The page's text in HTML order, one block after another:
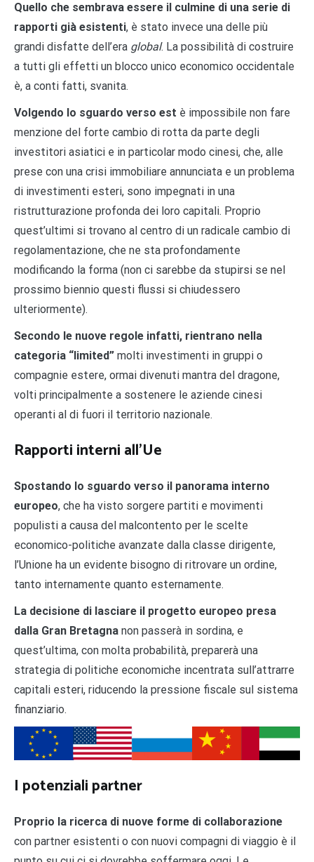
Quello che sembrava essere il culmine di una serie di
rapporti già esistenti, è stato invece una delle più
grandi disfatte dell’era global. La possibilità di costruire
a tutti gli effetti un blocco unico economico occidentale
è, a conti fatti, svanita.
Volgendo lo sguardo verso est è impossibile non fare
menzione del forte cambio di rotta da parte degli
investitori asiatici e in particolar modo cinesi, che, alle
prese con una crisi immobiliare annunciata e un problema
di investimenti esteri, sono impegnati in una
ristrutturazione profonda dei loro capitali. Proprio
quest’ultimi si trovano al centro di un radicale cambio di
regolamentazione, che ne sta profondamente
modificando la forma (non ci sarebbe da stupirsi se nel
prossimo biennio questi flussi si chiudessero
ulteriormente).
Secondo le nuove regole infatti, rientrano nella
categoria “limited” molti investimenti in gruppi o
compagnie estere, ormai divenuti mantra del dragone,
volti principalmente a sostenere le aziende cinesi
operanti al di fuori il territorio nazionale.
Rapporti interni all’Ue
Spostando lo sguardo verso il panorama interno
europeo, che ha visto sorgere partiti e movimenti
populisti a causa del malcontento per le scelte
economico-politiche avanzate dalla classe dirigente,
l’Unione ha un evidente bisogno di ritrovare un ordine,
tanto internamente quanto esternamente.
La decisione di lasciare il progetto europeo presa
dalla Gran Bretagna non passerà in sordina, e
quest’ultima, con molta probabilità, preparerà una
strategia di politiche economiche incentrata sull’attrarre
capitali esteri, riducendo la pressione fiscale sul sistema
finanziario.
I potenziali partner
Proprio la ricerca di nuove forme di collaborazione
con partner esistenti o con nuovi compagni di viaggio è il